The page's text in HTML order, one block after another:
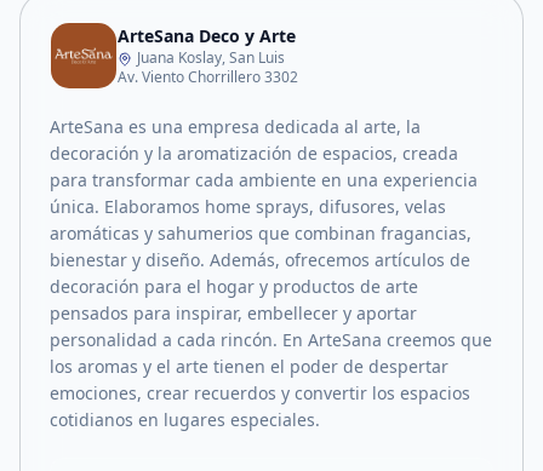
ArteSana Deco y Arte
Juana Koslay, San Luis
Av. Viento Chorrillero 3302
ArteSana es una empresa dedicada al arte, la
decoración y la aromatización de espacios, creada
para transformar cada ambiente en una experiencia
única. Elaboramos home sprays, difusores, velas
aromáticas y sahumerios que combinan fragancias,
bienestar y diseño. Además, ofrecemos artículos de
decoración para el hogar y productos de arte
pensados para inspirar, embellecer y aportar
personalidad a cada rincón. En ArteSana creemos que
los aromas y el arte tienen el poder de despertar
emociones, crear recuerdos y convertir los espacios
cotidianos en lugares especiales.